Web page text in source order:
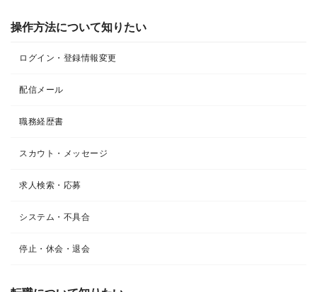
操作方法について知りたい
ログイン・登録情報変更
配信メール
職務経歴書
スカウト・メッセージ
求人検索・応募
システム・不具合
停止・休会・退会